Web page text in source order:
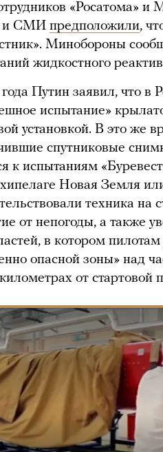
«Росатома» и
и СМИ предположили,
Минобороны
жидкостного
Путин заявил, что в
испытание»
установкой. В это же
спутниковые
к испытаниям
Новая Земля
техника на
от непогоды, а также
в котором
опасной зоны» над
от стартовой